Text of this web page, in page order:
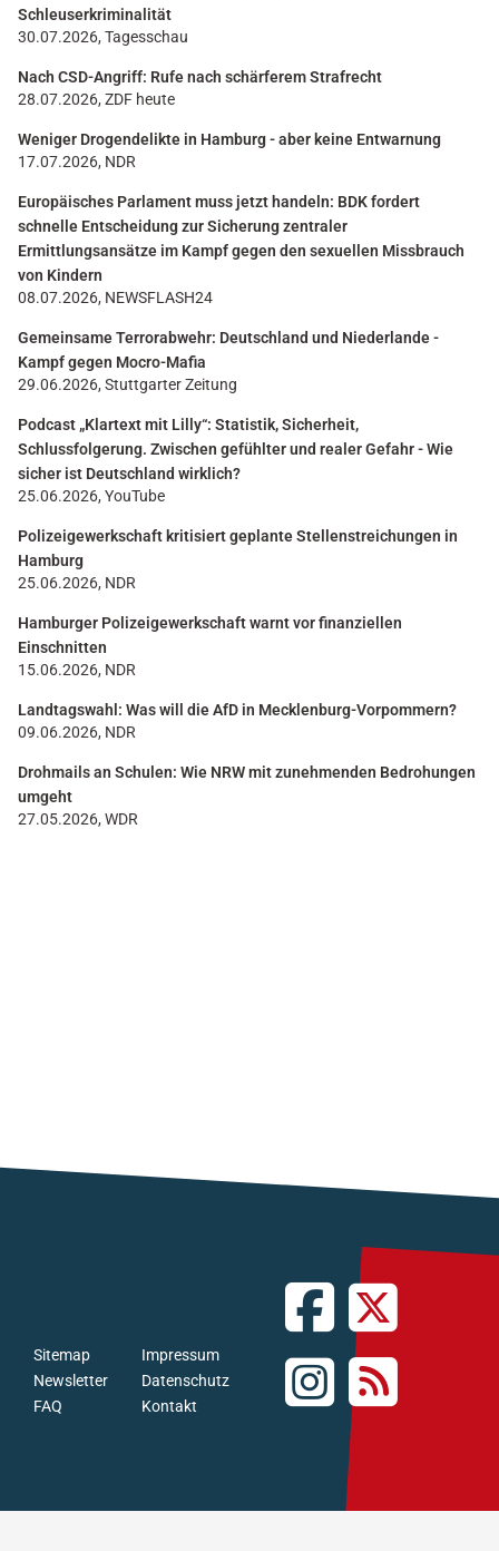
Schleuserkriminalität
30.07.2026, Tagesschau
Nach CSD-Angriff: Rufe nach schärferem Strafrecht
28.07.2026, ZDF heute
Weniger Drogendelikte in Hamburg - aber keine Entwarnung
17.07.2026, NDR
Europäisches Parlament muss jetzt handeln: BDK fordert
schnelle Entscheidung zur Sicherung zentraler
Ermittlungsansätze im Kampf gegen den sexuellen Missbrauch
von Kindern
08.07.2026, NEWSFLASH24
Gemeinsame Terrorabwehr: Deutschland und Niederlande -
Kampf gegen Mocro-Mafia
29.06.2026, Stuttgarter Zeitung
Podcast „Klartext mit Lilly“: Statistik, Sicherheit,
Schlussfolgerung. Zwischen gefühlter und realer Gefahr - Wie
sicher ist Deutschland wirklich?
25.06.2026, YouTube
Polizeigewerkschaft kritisiert geplante Stellenstreichungen in
Hamburg
25.06.2026, NDR
Hamburger Polizeigewerkschaft warnt vor finanziellen
Einschnitten
15.06.2026, NDR
Landtagswahl: Was will die AfD in Mecklenburg-Vorpommern?
09.06.2026, NDR
Drohmails an Schulen: Wie NRW mit zunehmenden Bedrohungen
umgeht
27.05.2026, WDR
FAQ
Newsletter
Sitemap
Kontakt
Datenschutz
Impressum